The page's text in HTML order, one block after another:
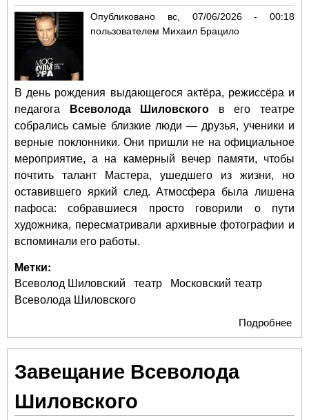
Опубликовано вс, 07/06/2026 - 00:18
пользователем Михаил Брацило
В день рождения выдающегося актёра, режиссёра и
педагога
Всеволода Шиловского в его театре
собрались самые близкие люди — друзья, ученики и
верные поклонники. Они пришли не на официальное
мероприятие, а на камерный вечер памяти, чтобы
почтить талант Мастера, ушедшего из жизни, но
оставившего яркий след. Атмосфера была лишена
пафоса: собравшиеся просто говорили о пути
художника, пересматривали архивные фотографии и
вспоминали его работы.
Метки:
Всеволод Шиловский театр
Московский театр
Всеволода Шиловского
Подробнее
Завещание Всеволода
Шиловского